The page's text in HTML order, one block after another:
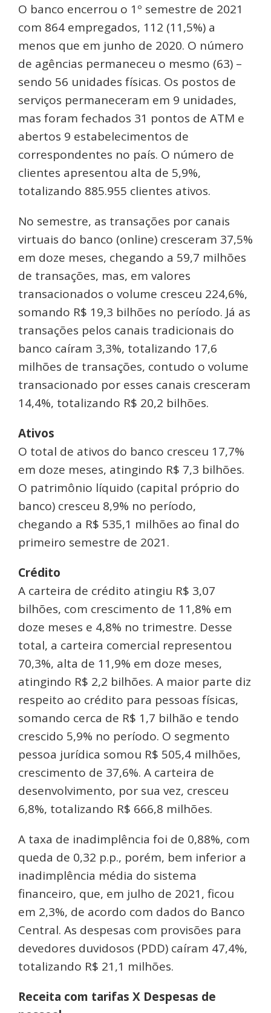
O banco encerrou o 1º semestre de 2021
com 864 empregados, 112 (11,5%) a
menos que em junho de 2020. O número
de agências permaneceu o mesmo (63) –
sendo 56 unidades físicas. Os postos de
serviços permaneceram em 9 unidades,
mas foram fechados 31 pontos de ATM e
abertos 9 estabelecimentos de
correspondentes no país. O número de
clientes apresentou alta de 5,9%,
totalizando 885.955 clientes ativos.
No semestre, as transações por canais
virtuais do banco (online) cresceram 37,5%
em doze meses, chegando a 59,7 milhões
de transações, mas, em valores
transacionados o volume cresceu 224,6%,
somando R$ 19,3 bilhões no período. Já as
transações pelos canais tradicionais do
banco caíram 3,3%, totalizando 17,6
milhões de transações, contudo o volume
transacionado por esses canais cresceram
14,4%, totalizando R$ 20,2 bilhões.
Ativos
O total de ativos do banco cresceu 17,7%
em doze meses, atingindo R$ 7,3 bilhões.
O patrimônio líquido (capital próprio do
banco) cresceu 8,9% no período,
chegando a R$ 535,1 milhões ao final do
primeiro semestre de 2021.
Crédito
A carteira de crédito atingiu R$ 3,07
bilhões, com crescimento de 11,8% em
doze meses e 4,8% no trimestre. Desse
total, a carteira comercial representou
70,3%, alta de 11,9% em doze meses,
atingindo R$ 2,2 bilhões. A maior parte diz
respeito ao crédito para pessoas físicas,
somando cerca de R$ 1,7 bilhão e tendo
crescido 5,9% no período. O segmento
pessoa jurídica somou R$ 505,4 milhões,
crescimento de 37,6%. A carteira de
desenvolvimento, por sua vez, cresceu
6,8%, totalizando R$ 666,8 milhões.
A taxa de inadimplência foi de 0,88%, com
queda de 0,32 p.p., porém, bem inferior a
inadimplência média do sistema
financeiro, que, em julho de 2021, ficou
em 2,3%, de acordo com dados do Banco
Central. As despesas com provisões para
devedores duvidosos (PDD) caíram 47,4%,
totalizando R$ 21,1 milhões.
Receita com tarifas X Despesas de